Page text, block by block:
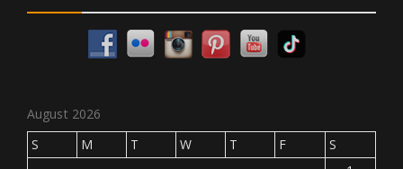
August 2026
S
M T W T F
S